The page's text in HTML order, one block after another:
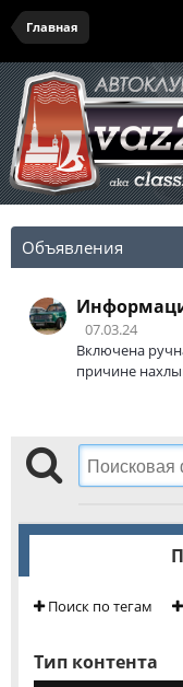
Главная
Объявления
07.03.24
Включена
причине
Поиск по тегам
Тип контента